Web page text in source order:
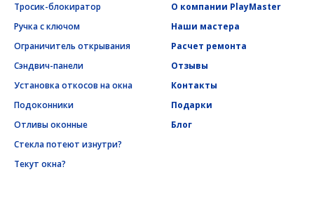
Тросик-блокиратор
Ручка с ключом
Ограничитель открывания
Сэндвич-панели
Установка откосов на окна
Подоконники
Отливы оконные
Стекла потеют изнутри?
Текут окна?
О компании PlayMaster
Наши мастера
Расчет ремонта
Отзывы
Контакты
Подарки
Блог